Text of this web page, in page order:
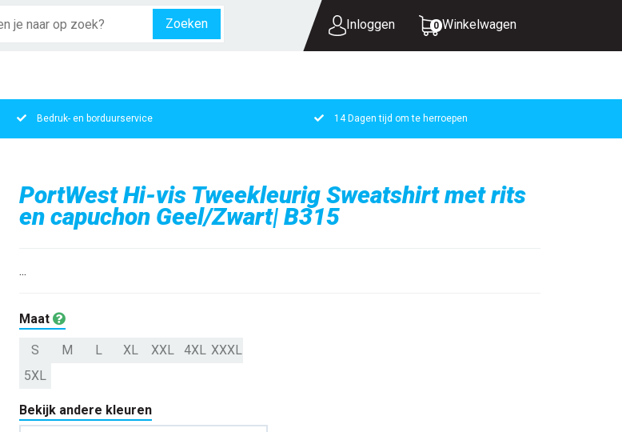
Zoeken Inloggen 0 Winkelwagen
UW WINKELWAGEN IS LEEG.
Bedruk- en borduurservice 14 Dagen tijd om te herroepen
PortWest Hi-vis Tweekleurig Sweatshirt met rits
en capuchon Geel/Zwart| B315
...
Maat
S M L XL XXL 4XL XXXL
5XL
Bekijk andere kleuren